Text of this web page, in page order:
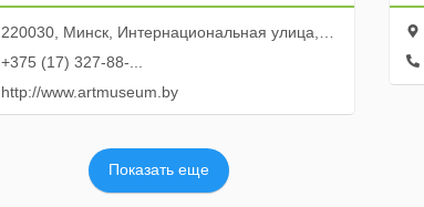
РБ
220030, Минск, Интернациональная улица, 33А
+375 (17) 327-88-...
http://www.artmuseum.by
Показать еще